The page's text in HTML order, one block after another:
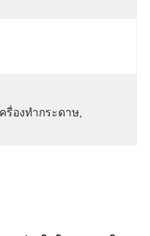
ครื่องทํากระดาษ